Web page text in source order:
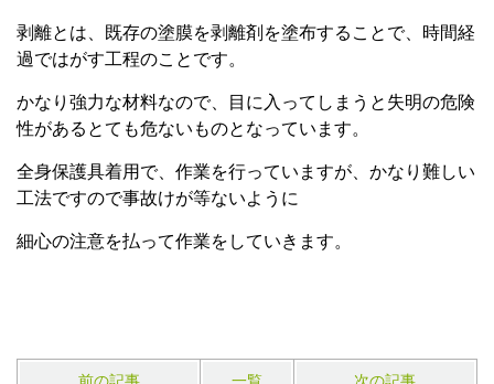
剥離とは、既存の塗膜を剥離剤を塗布することで、時間経
過ではがす工程のことです。
かなり強力な材料なので、目に入ってしまうと失明の危険
性があるとても危ないものとなっています。
全身保護具着用で、作業を行っていますが、かなり難しい
工法ですので事故けが等ないように
細心の注意を払って作業をしていきます。